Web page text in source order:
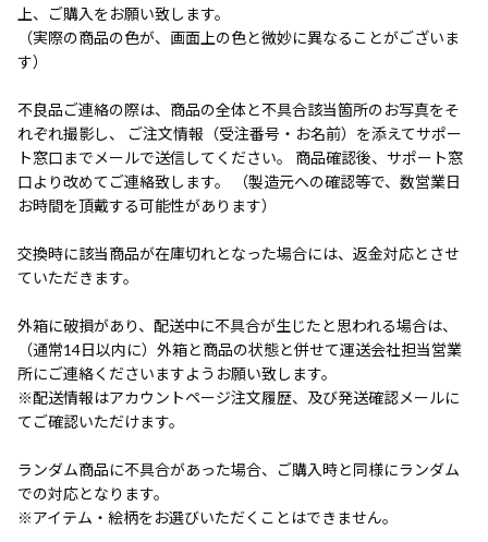
上、ご購入をお願い致します。
（実際の商品の色が、画面上の色と微妙に異なることがございま
す）
不良品ご連絡の際は、商品の全体と不具合該当箇所のお写真をそ
れぞれ撮影し、 ご注文情報（受注番号・お名前）を添えてサポー
ト窓口までメールで送信してください。 商品確認後、サポート窓
口より改めてご連絡致します。 （製造元への確認等で、数営業日
お時間を頂戴する可能性があります）
交換時に該当商品が在庫切れとなった場合には、返金対応とさせ
ていただきます。
外箱に破損があり、配送中に不具合が生じたと思われる場合は、
（通常14日以内に）外箱と商品の状態と併せて運送会社担当営業
所にご連絡くださいますようお願い致します。
※配送情報はアカウントページ注文履歴、及び発送確認メールに
てご確認いただけます。
ランダム商品に不具合があった場合、ご購入時と同様にランダム
での対応となります。
※アイテム・絵柄をお選びいただくことはできません。